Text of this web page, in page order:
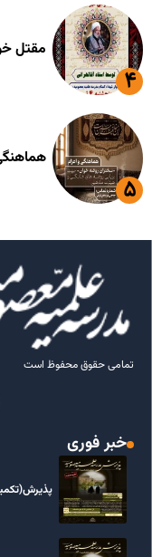
مقتل
تمامی حقوق محفوظ است
خبر فوری